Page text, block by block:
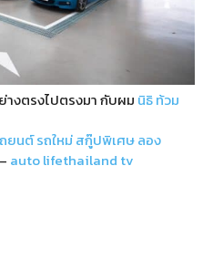
างตรงไปตรงมา กับผม นิธิ ท้วม
ยนต์รถใหม่สกู๊ปพิเศษลอง
– auto lifethailand tv